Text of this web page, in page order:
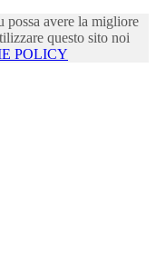
possa avere la migliore
questo sito noi
POLICY